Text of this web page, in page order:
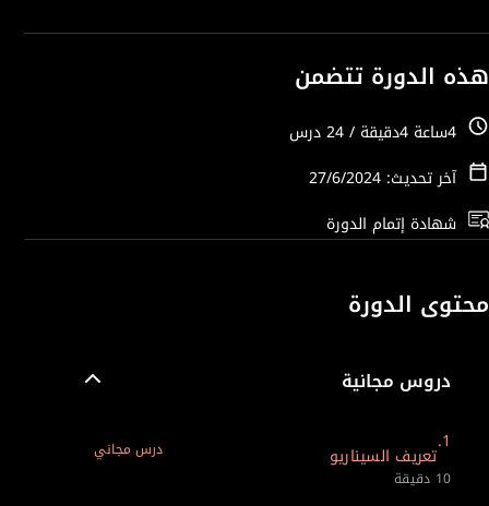
هذه الدورة تتضمن
آخر تحديث: 27/6/2024
شهادة إتمام الدورة
محتوى الدورة
دروس مجانية
1.
تعريف السيناريو
درس مجاني
10 دقيقة